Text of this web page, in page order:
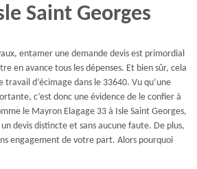
Saint Georges
entamer une demande devis est primordial
en avance tous les dépenses. Et bien sûr, cela
travail d’écimage dans le 33640. Vu qu’une
c’est donc une évidence de le confier à
le Mayron Elagage 33 à Isle Saint Georges,
devis distincte et sans aucune faute. De plus,
engagement de votre part. Alors pourquoi